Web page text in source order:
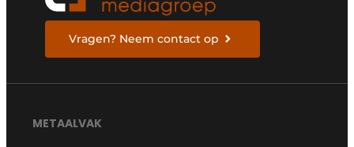
Vragen? Neem contact op
METAALVAK